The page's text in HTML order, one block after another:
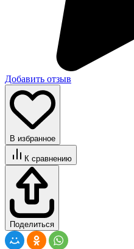
Добавить отзыв
В избранное
К сравнению
Поделиться